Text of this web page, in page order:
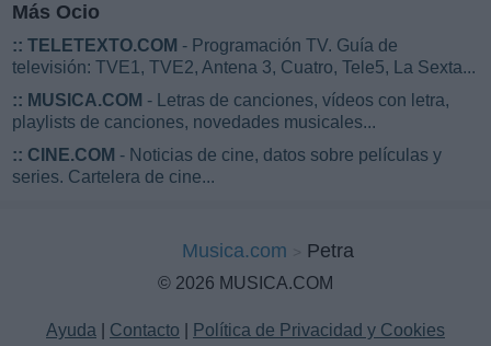
Más Ocio
:: TELETEXTO.COM - Programación TV. Guía de
televisión: TVE1, TVE2, Antena 3, Cuatro, Tele5, La Sexta...
:: MUSICA.COM - Letras de canciones, vídeos con letra,
playlists de canciones, novedades musicales...
:: CINE.COM - Noticias de cine, datos sobre películas y
series. Cartelera de cine...
Musica.com Petra
© 2026 MUSICA.COM
Ayuda Contacto
Política de Privacidad y Cookies